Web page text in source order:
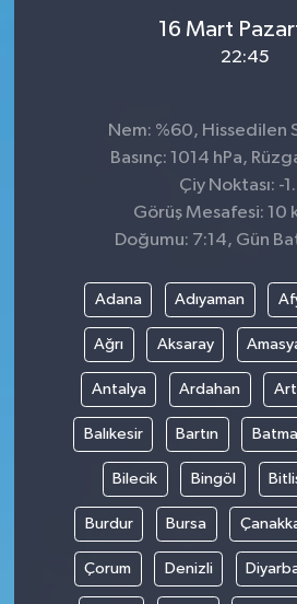
16 Mart
22:45
Nem: %60, Hissedilen
Basınç: 1014 hPa,
Çiy Noktası: -
Görüş Mesafesi: 10
Doğumu: 7:14, Gün
Adana Adıyaman
Ağrı Aksaray
Antalya Ardahan
Balıkesir Bartın
Bilecik Bingöl
Burdur Bursa
Çorum Denizli